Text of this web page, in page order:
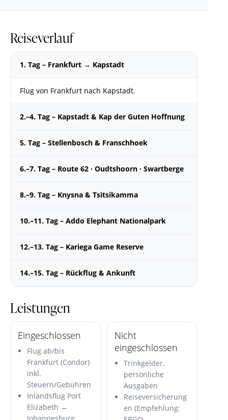
Reiseverlauf
1. Tag – Frankfurt → Kapstadt
Flug von Frankfurt nach Kapstadt.
2.–4. Tag – Kapstadt & Kap der Guten Hoffnung
5. Tag – Stellenbosch & Franschhoek
6.–7. Tag – Route 62 · Oudtshoorn · Swartberge
8.–9. Tag – Knysna & Tsitsikamma
10.–11. Tag – Addo Elephant Nationalpark
12.–13. Tag – Kariega Game Reserve
14.–15. Tag – Rückflug & Ankunft
Leistungen
Eingeschlossen
Flug ab/bis
Frankfurt (Condor)
inkl.
Steuern/Gebühren
Inlandsflug Port
Elizabeth →
Nicht
eingeschlossen
Trinkgelder,
persönliche
Ausgaben
Reiseversicherung
en (Empfehlung: